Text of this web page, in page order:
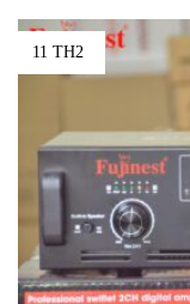
11 TH2